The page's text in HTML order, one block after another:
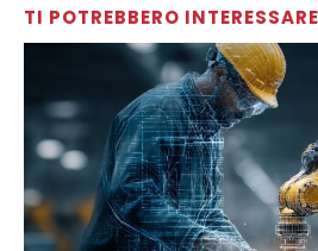
TI POTREBBERO